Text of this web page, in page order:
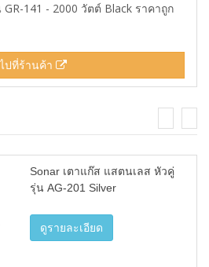
141 - 2000 วัตต์ Black ราคาถูก
ไปที่ร้านค้า
Sonar เตาแก๊ส แสตนเลส หัวคู่
รุ่น AG-201 Silver
ดูรายละเอียด